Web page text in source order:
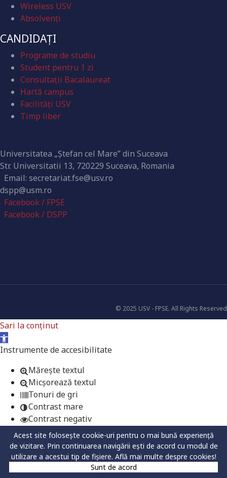
Wireless USV
Absolvenţi
CANDIDAȚI
Programe de studiu
Student pentru 1 zi
Consultații Bacalaureat
Hartă campus
Facilități USV
Timp liber
Universitatea „Ștefan cel Mare” din Suceava
Str. Universitatii 13, 720229 Suceava, Romania
Email: secretariat.fse@usv.ro
dspp@usm.ro
Facebook / FPSE
Facebook / DSPP
© 2025 USV - FPSE. All Rights Reserved
Sari la conținut
Deschide bara de unelte
Instrumente de accesibilitate
Mărește textul
Micșorează textul
Tonuri de gri
Contrast mare
Contrast negativ
Fundal luminos
Legături subliniate
Font lizibil
Acest site folosește cookie-uri pentru o mai bună experiență
de vizitare. Prin continuarea navigării ești de acord cu modul de
utilizare a acestui tip de fișiere. Află mai multe despre cookies!
Sunt de acord